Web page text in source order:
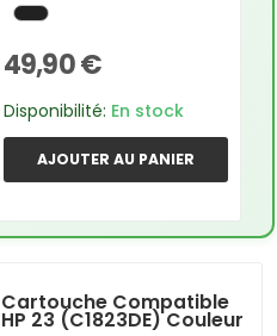
49,90 €
Disponibilité: En stock
AJOUTER AU PANIER
Cartouche Compatible
HP 23 (C1823DE) Couleur